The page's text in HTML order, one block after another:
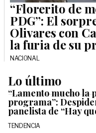
“Florerito de
PDG”: El
Olivares con
la furia de su
NACIONAL
Lo último
“Lamento mucho la
programa”:
panelista de “Hay
TENDENCIA